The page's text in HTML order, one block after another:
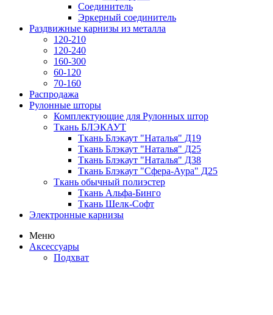
Соединитель
Эркерный соединитель
Раздвижные карнизы из металла
120-210
120-240
160-300
60-120
70-160
Распродажа
Рулонные шторы
Комплектующие для Рулонных штор
Ткань БЛЭКАУТ
Ткань Блэкаут "Наталья" Д19
Ткань Блэкаут "Наталья" Д25
Ткань Блэкаут "Наталья" Д38
Ткань Блэкаут "Сфера-Аура" Д25
Ткань обычный полиэстер
Ткань Альфа-Бинго
Ткань Шелк-Софт
Электронные карнизы
Меню
Аксессуары
Подхват